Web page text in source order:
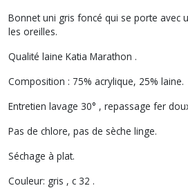
Bonnet uni gris foncé qui se porte avec
les oreilles.
Qualité laine Katia Marathon .
Composition : 75% acrylique, 25% laine.
Entretien lavage 30° , repassage fer
Pas de chlore, pas de sèche linge.
Séchage à plat.
Couleur: gris , c 32 .